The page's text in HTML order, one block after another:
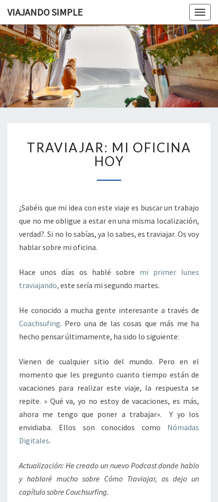
VIAJANDO SIMPLE
SIMPLE
Viviendo
En Un
Camión
Por
Europa
MI
OFICINA
HOY
TRAVIAJAR: MI OFICINA
HOY
¿Sabéis que mi idea con este viaje es buscar un trabajo
que no me obligue a estar en una misma localización,
verdad?. Si no lo sabías, ya lo sabes, es traviajar. Os voy
hablar sobre mi oficina.
Hace unos días os hablé sobre mi primer lunes
traviajando, este sería mi segundo martes.
He conocido a mucha gente interesante a través de
Coachsufing. Pero una de las cosas que más me ha
hecho pensar últimamente, ha sido lo siguiente:
Vienen de cualquier sitio del mundo. Pero en el
momento que les pregunto cuanto tiempo están de
vacaciones para realizar este viaje, la respuesta se
repite. » Qué va, yo no estoy de vacaciones, es más,
ahora me tengo que poner a trabajar». Y yo los
envidiaba. Ellos son conocidos como Nómadas
Digitales.
Actualización: He creado un nuevo Podcast donde hablo
y hablaré mucho sobre Cómo Traviajar, os dejo un
capítulo sobre Couchsurfing.